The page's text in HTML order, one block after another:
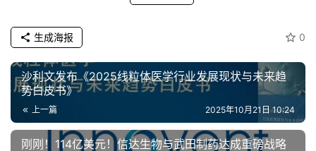
0
生成海报
沙利文发布《2025线粒体医学行业发展现状与未来趋
势白皮书》
上一篇 2025年10月21日 10:24
刚刚！114亿美元！信达生物与武田制药达成重磅战略